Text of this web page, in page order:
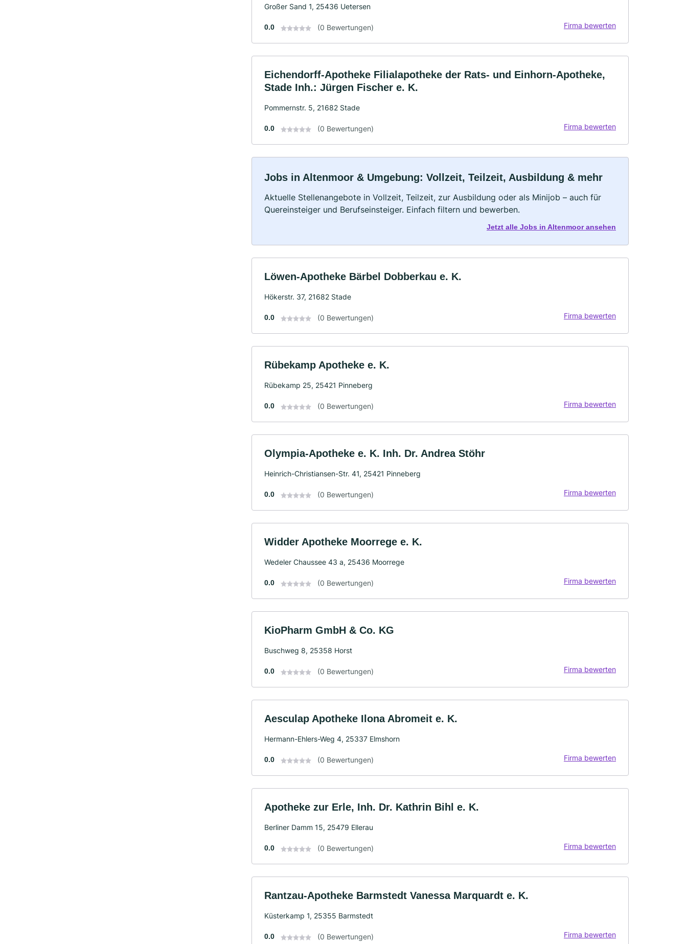
Großer Sand 1, 25436 Uetersen
0.0 (0 Bewertungen) Firma bewerten
Eichendorff-Apotheke Filialapotheke der Rats- und Einhorn-Apotheke,
Stade Inh.: Jürgen Fischer e. K.
Pommernstr. 5, 21682 Stade
0.0 (0 Bewertungen) Firma bewerten
Jobs in Altenmoor & Umgebung: Vollzeit, Teilzeit, Ausbildung & mehr
Aktuelle Stellenangebote in Vollzeit, Teilzeit, zur Ausbildung oder als Minijob – auch für
Quereinsteiger und Berufseinsteiger. Einfach filtern und bewerben.
Jetzt alle Jobs in Altenmoor ansehen
Löwen-Apotheke Bärbel Dobberkau e. K.
Hökerstr. 37, 21682 Stade
0.0 (0 Bewertungen) Firma bewerten
Rübekamp Apotheke e. K.
Rübekamp 25, 25421 Pinneberg
0.0 (0 Bewertungen) Firma bewerten
Olympia-Apotheke e. K. Inh. Dr. Andrea Stöhr
Heinrich-Christiansen-Str. 41, 25421 Pinneberg
0.0 (0 Bewertungen) Firma bewerten
Widder Apotheke Moorrege e. K.
Wedeler Chaussee 43 a, 25436 Moorrege
0.0 (0 Bewertungen) Firma bewerten
KioPharm GmbH & Co. KG
Buschweg 8, 25358 Horst
0.0 (0 Bewertungen) Firma bewerten
Aesculap Apotheke Ilona Abromeit e. K.
Hermann-Ehlers-Weg 4, 25337 Elmshorn
0.0 (0 Bewertungen) Firma bewerten
Apotheke zur Erle, Inh. Dr. Kathrin Bihl e. K.
Berliner Damm 15, 25479 Ellerau
0.0 (0 Bewertungen) Firma bewerten
Rantzau-Apotheke Barmstedt Vanessa Marquardt e. K.
Küsterkamp 1, 25355 Barmstedt
0.0 (0 Bewertungen) Firma bewerten